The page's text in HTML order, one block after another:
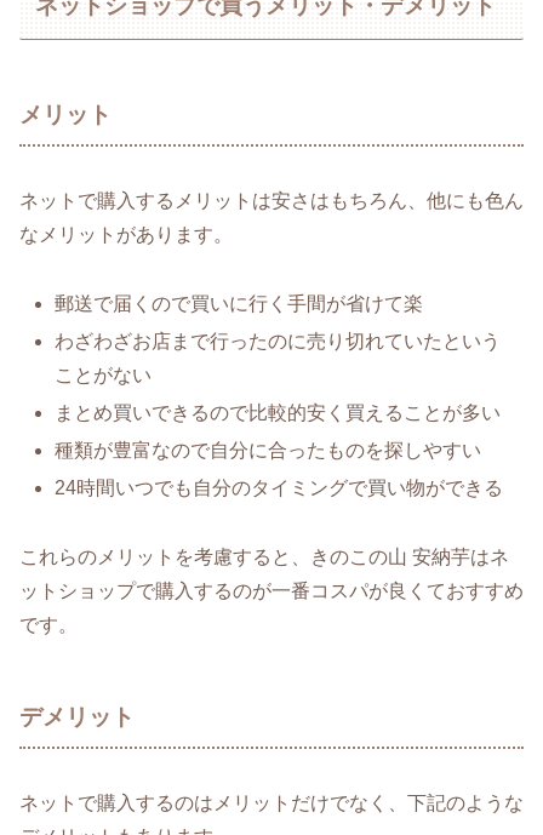
メリット
ネットで購入するメリットは安さはもちろん、他にも色ん
なメリットがあります。
郵送で届くので買いに行く手間が省けて楽
わざわざお店まで行ったのに売り切れていたという
ことがない
まとめ買いできるので比較的安く買えることが多い
種類が豊富なので自分に合ったものを探しやすい
24時間いつでも自分のタイミングで買い物ができる
これらのメリットを考慮すると、きのこの山 安納芋はネ
ットショップで購入するのが一番コスパが良くておすすめ
です。
デメリット
ネットで購入するのはメリットだけでなく、下記のような